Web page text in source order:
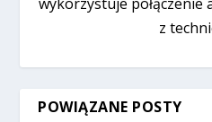
wykorzystuje
z
POWIĄZANE POSTY